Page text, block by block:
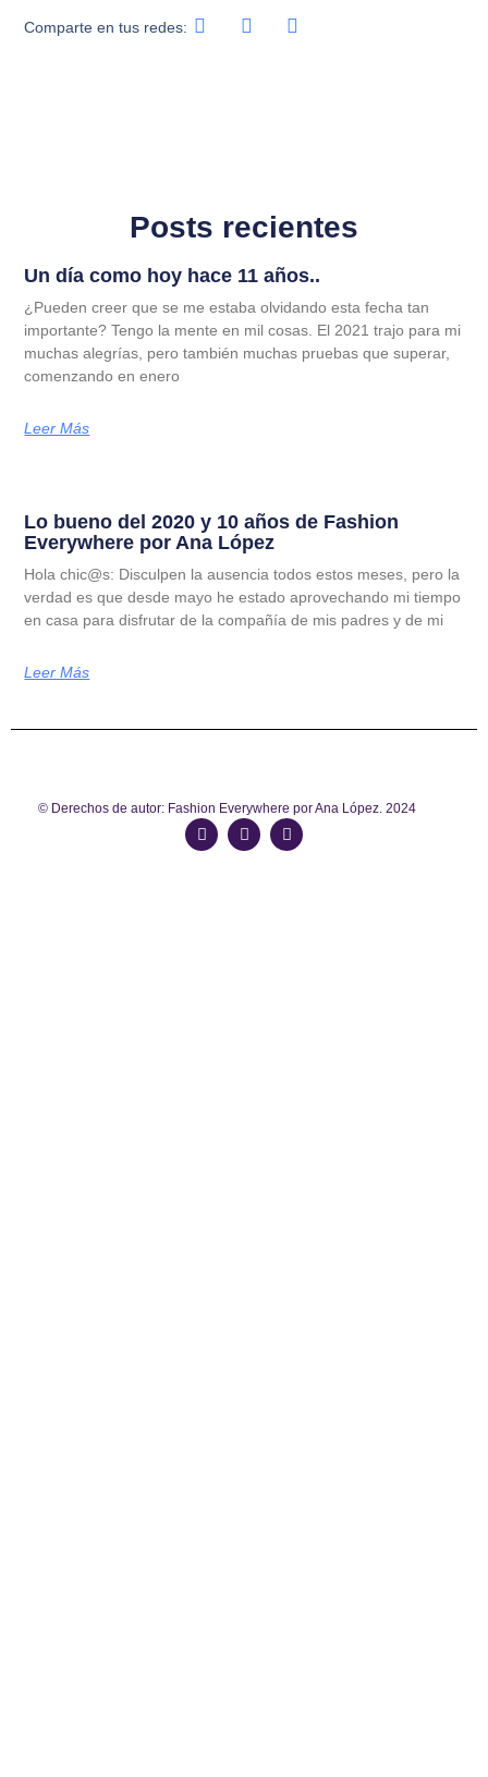
Comparte en tus redes:
Posts recientes
Un día como hoy hace 11 años..
¿Pueden creer que se me estaba olvidando esta fecha tan
importante? Tengo la mente en mil cosas. El 2021 trajo para mi
muchas alegrías, pero también muchas pruebas que superar,
comenzando en enero
Leer Más
Lo bueno del 2020 y 10 años de Fashion
Everywhere por Ana López
Hola chic@s: Disculpen la ausencia todos estos meses, pero la
verdad es que desde mayo he estado aprovechando mi tiempo
en casa para disfrutar de la compañía de mis padres y de mi
Leer Más
© Derechos de autor: Fashion Everywhere por Ana López. 2024